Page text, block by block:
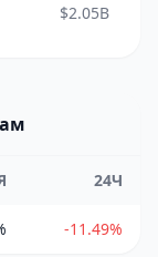
$2.05B
24Ч
-11.49%